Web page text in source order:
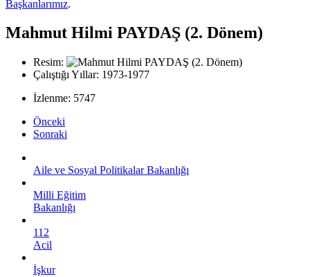
Başkanlarımız.
Mahmut Hilmi PAYDAŞ (2. Dönem)
Resim:
Çalıştığı Yıllar: 1973-1977
İzlenme: 5747
Önceki
Sonraki
Aile ve Sosyal Politikalar Bakanlığı
Milli Eğitim
Bakanlığı
112
Acil
İşkur